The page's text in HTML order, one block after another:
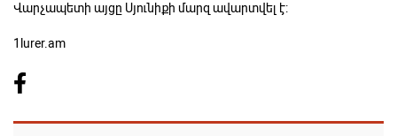
Վարչապետի այցը Սյունիքի մարզ ավարտվել է:
1lurer.am